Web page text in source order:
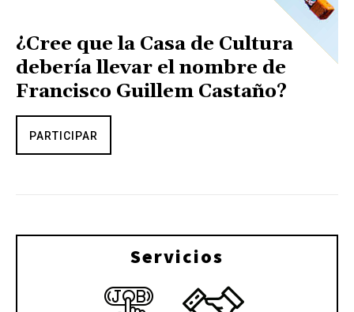
¿Cree que la Casa de Cultura
debería llevar el nombre de
Francisco Guillem Castaño?
PARTICIPAR
Servicios